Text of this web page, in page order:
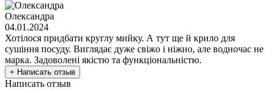
Олександра
04.01.2024
Хотілося придбати круглу мийку. А тут ще й крило для
сушіння посуду. Виглядає дуже свіжо і ніжно, але водночас не
марка. Задоволені якістю та функціональністю.
+ Написать отзыв
Написать отзыв